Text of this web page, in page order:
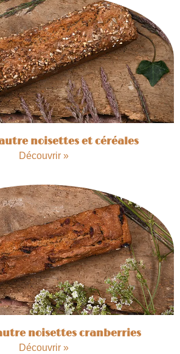
noisettes et céréales
Découvrir »
noisettes cranberries
Découvrir »